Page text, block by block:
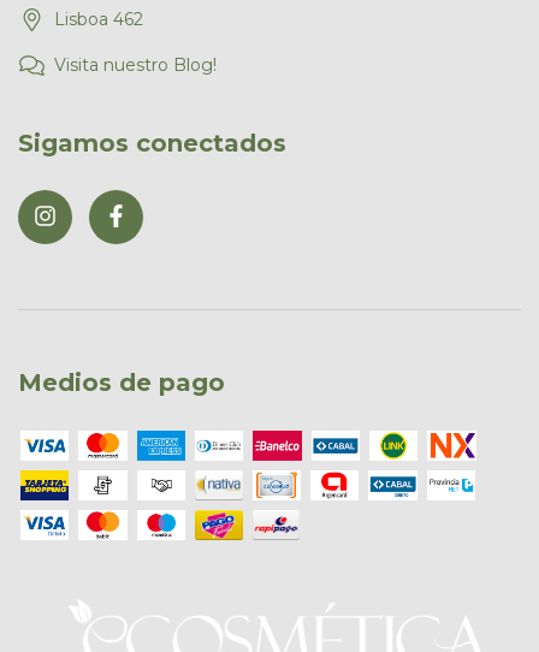
Lisboa 462
Visita nuestro Blog!
Sigamos conectados
Medios de pago